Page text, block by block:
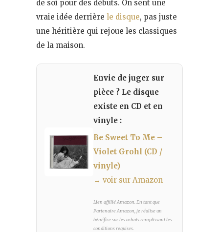
de soi pour des débuts. On sent une
vraie idée derrière le disque, pas juste
une héritière qui rejoue les classiques
de la maison.
Envie de juger sur
pièce ? Le disque
existe en CD et en
vinyle :
Be Sweet To Me –
Violet Grohl (CD /
vinyle)
→ voir sur Amazon
Lien affilié Amazon. En tant que
Partenaire Amazon, je réalise un
bénéfice sur les achats remplissant les
conditions requises.